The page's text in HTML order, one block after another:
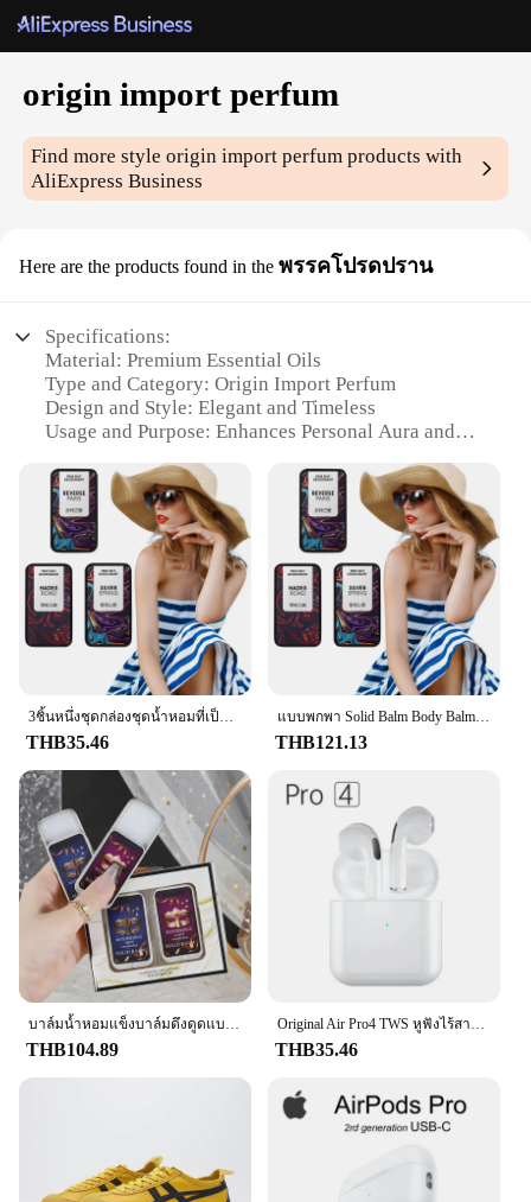
origin import perfum
Find more styleorigin import perfum products with
AliExpress Business
Here are the products found in the พรรคโปรดปราน
Specifications:
Material: Premium Essential Oils
Type and Category: Origin Import Perfum
Design and Style: Elegant and Timeless
Usage and Purpose: Enhances Personal Aura and
Typical Adaptive Scenario: Versatile for Daily Use
and Special Occasions
Shape or Size or Weight or Quantity: Available in
Various Sets and Quantities
Features:
**Elegant Aromatic Experience**
Discover the exquisite fragrance of Origin Import
Perfum, a collection of scents that captures the
essence of luxury and sophistication. Each bottle is
crafted with the finest essential oils, ensuring a
lasting aromatic experience that resonates with
dressing up for a special event or simply looking to
elevate your daily scent, these perfumes are
designed to enhance your personal aura and mood,
making them a staple in any fragrance collection.
**Versatile and Convenient**
The versatility of Origin Import Perfum is
unmatched, making it suitable for a variety of
scenarios. Whether you're looking to gift a set to a
loved one or stock up on wholesale supplies for
your business, the options are endless. The
perfumes come in a range of sizes, from travel-
friendly roll-ons to larger bottles, ensuring you can
carry your favorite scent with you wherever you go.
The sets available offer a selection of fragrances,
match.
3ชิ้นหนึ่งชุดกล่องชุดน้ำหอมที่เป็นของแข็งน้ำหอมทนทานน้ำหอมนักเรียนชายและย้อนยุคสำหรับผู้หญิงน้ำหอมแข็งกลิ่นติดทนนาน
THB35.46
แบบพกพา Solid Balm Body Balm สดธรรมชาติและยาวนานกระเป๋าน้ําหอมสําหรับผู้ชายและผู้หญิง Original MINI Balsam
THB121.13
บาล์มน้ำหอมแข็งบาล์มดึงดูดแบบพกพาขนาดกะทัดรัดเพื่อเติมของขวัญที่สมบูรณ์แบบได้ตลอดเวลาสำหรับผู้หญิงและผู้ชาย2ชิ้น
THB104.89
Original Air Pro4 TWS หูฟังไร้สายบลูทูธหูฟังกีฬาหูฟัง Dual In Ear Mini ชุดหูฟังพร้อมไมโครโฟนอุปกรณ์เสริมโทรศัพท์
THB35.46